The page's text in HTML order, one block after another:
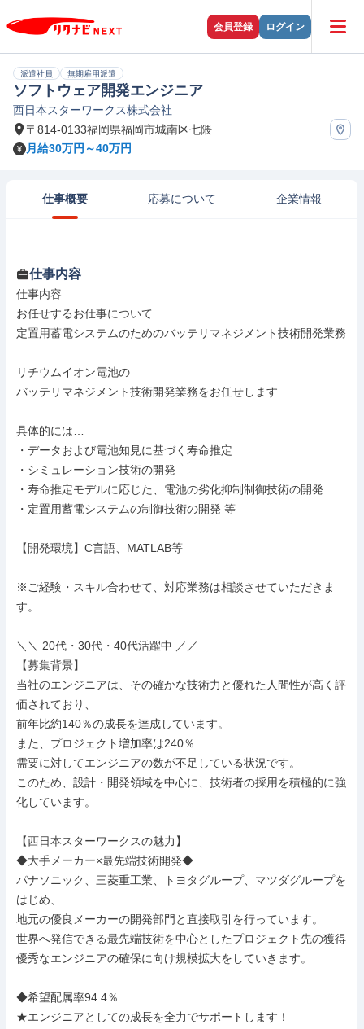
会員登録 ログイン
派遣社員 無期雇用派遣
ソフトウェア開発エンジニア
西日本スターワークス株式会社
〒814-0133福岡県福岡市城南区七隈
月給30万円～40万円
仕事概要 応募について 企業情報
仕事内容
仕事内容
お任せするお仕事について
定置用蓄電システムのためのバッテリマネジメント技術開発業務
リチウムイオン電池の
バッテリマネジメント技術開発業務をお任せします
具体的には…
・データおよび電池知見に基づく寿命推定
・シミュレーション技術の開発
・寿命推定モデルに応じた、電池の劣化抑制制御技術の開発
・定置用蓄電システムの制御技術の開発 等
【開発環境】C言語、MATLAB等
※ご経験・スキル合わせて、対応業務は相談させていただきま
す。
＼＼ 20代・30代・40代活躍中 ／／
【募集背景】
当社のエンジニアは、その確かな技術力と優れた人間性が高く評
価されており、
前年比約140％の成長を達成しています。
また、プロジェクト増加率は240％
需要に対してエンジニアの数が不足している状況です。
このため、設計・開発領域を中心に、技術者の採用を積極的に強
化しています。
【西日本スターワークスの魅力】
◆大手メーカー×最先端技術開発◆
パナソニック、三菱重工業、トヨタグループ、マツダグループを
はじめ、
地元の優良メーカーの開発部門と直接取引を行っています。
世界へ発信できる最先端技術を中心としたプロジェクト先の獲得
優秀なエンジニアの確保に向け規模拡大をしていきます。
◆希望配属率94.4％
★エンジニアとしての成長を全力でサポートします！